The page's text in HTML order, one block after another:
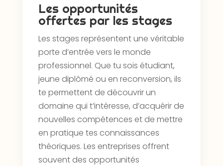
Les opportunités
offertes par les stages
Les stages représentent une véritable
porte d’entrée vers le monde
professionnel. Que tu sois étudiant,
jeune diplômé ou en reconversion, ils
te permettent de découvrir un
domaine qui t’intéresse, d’acquérir de
nouvelles compétences et de mettre
en pratique tes connaissances
théoriques. Les entreprises offrent
souvent des opportunités